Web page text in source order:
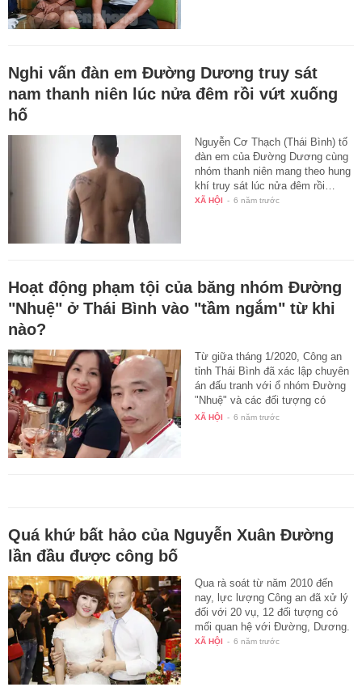
Nghi vấn đàn em Đường Dương truy sát
nam thanh niên lúc nửa đêm rồi vứt xuống
hố
Nguyễn Cơ Thạch (Thái Bình) tố
đàn em của Đường Dương cùng
nhóm thanh niên mang theo hung
khí truy sát lúc nửa đêm rồi…
XÃ HỘI - 6 năm trước
Hoạt động phạm tội của băng nhóm Đường
"Nhuệ" ở Thái Bình vào "tầm ngắm" từ khi
nào?
Từ giữa tháng 1/2020, Công an
tỉnh Thái Bình đã xác lập chuyên
án đấu tranh với ổ nhóm Đường
"Nhuệ" và các đối tượng có
liên…
XÃ HỘI - 6 năm trước
Quá khứ bất hảo của Nguyễn Xuân Đường
lần đầu được công bố
Qua rà soát từ năm 2010 đến
nay, lực lượng Công an đã xử lý
đối với 20 vụ, 12 đối tượng có
mối quan hệ với Đường, Dương.
XÃ HỘI - 6 năm trước